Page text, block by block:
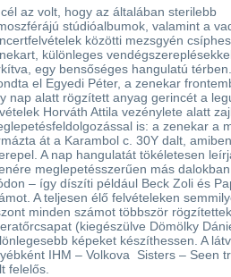
az volt, hogy az általában sterilebb
stúdióalbumok, valamint a
közötti mezsgyén
különleges
egy bensőséges hangulatú
el Egyedi Péter, a zenekar
nap alatt rögzített anyag gerincét a
Horváth Attila vezénylete alatt
is: a zenekar a
át a Karambol c. 30Y dalt,
A nap hangulatát tökéletesen
meglepetésszerűen más
– így díszíti például Beck Zoli és
A teljesen élő felvételeken
minden számot többször
(kiegészülve Dömölky
képeket készíthessen. A
IHM – Volkova Sisters – Seen
felelős.